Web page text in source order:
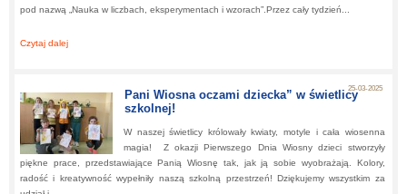
pod nazwą „Nauka w liczbach, eksperymentach i wzorach”.Przez cały tydzień...
Czytaj dalej
25-03-2025
Pani Wiosna oczami dziecka” w świetlicy
szkolnej!
W naszej świetlicy królowały kwiaty, motyle i cała wiosenna
magia! Z okazji Pierwszego Dnia Wiosny dzieci stworzyły
piękne prace, przedstawiające Panią Wiosnę tak, jak ją sobie wyobrażają. Kolory,
radość i kreatywność wypełniły naszą szkolną przestrzeń! Dziękujemy wszystkim za